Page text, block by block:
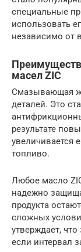
специальные
использовать
независимо от
масел ZIC
Смазывающая
деталей. Это
результате
увеличивается
топливо.
Любое масло
надежно
продукта
сложных
утверждает,
если интервал